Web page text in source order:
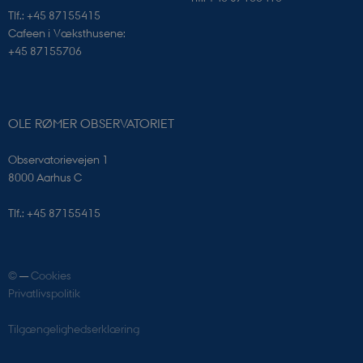
Tlf.: +45 87155415
Cafeen i Væksthusene:
+45 87155706
OLE RØMER OBSERVATORIET
Observatorievejen 1
8000 Aarhus C
Tlf.: +45 87155415
©—Cookies
Privatlivspolitik
Tilgængelighedserklæring
PHPSESSID